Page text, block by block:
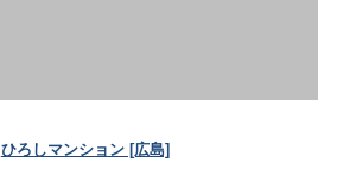
ひろしマンション [広島]